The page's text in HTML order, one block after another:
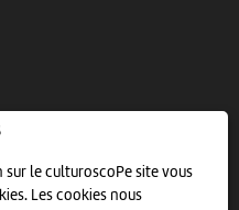
le culturoscoPe site vous
Les cookies nous